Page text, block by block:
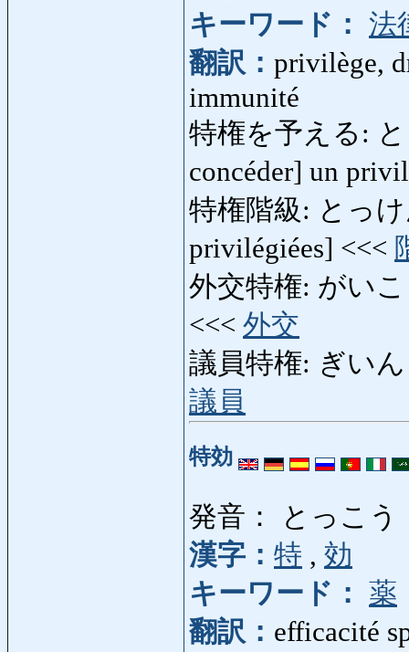
キーワード： 法
翻訳： privilège,
immunité
特権を予える:
concéder] un
特権階級: とっけ
privilégiées] <<<
外交特権: がい
<<< 外交
議員特権: ぎいん
議員
特効
発音： とっこう
漢字： 特 , 効
キーワード：
薬
翻訳： efficacité